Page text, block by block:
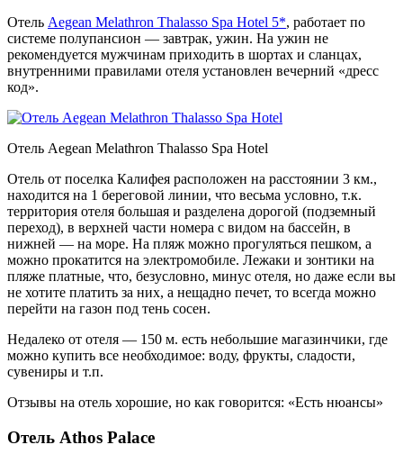
Отель Aegean Melathron Thalasso Spa Hotel 5*, работает по
системе полупансион — завтрак, ужин. На ужин не
рекомендуется мужчинам приходить в шортах и сланцах,
внутренними правилами отеля установлен вечерний «дресс
код».
Отель Aegean Melathron Thalasso Spa Hotel
Отель от поселка Калифея расположен на расстоянии 3 км.,
находится на 1 береговой линии, что весьма условно, т.к.
территория отеля большая и разделена дорогой (подземный
переход), в верхней части номера с видом на бассейн, в
нижней — на море. На пляж можно прогуляться пешком, а
можно прокатится на электромобиле. Лежаки и зонтики на
пляже платные, что, безусловно, минус отеля, но даже если вы
не хотите платить за них, а нещадно печет, то всегда можно
перейти на газон под тень сосен.
Недалеко от отеля — 150 м. есть небольшие магазинчики, где
можно купить все необходимое: воду, фрукты, сладости,
сувениры и т.п.
Отзывы на отель хорошие, но как говорится: «Есть нюансы»
Отель Athos Palace